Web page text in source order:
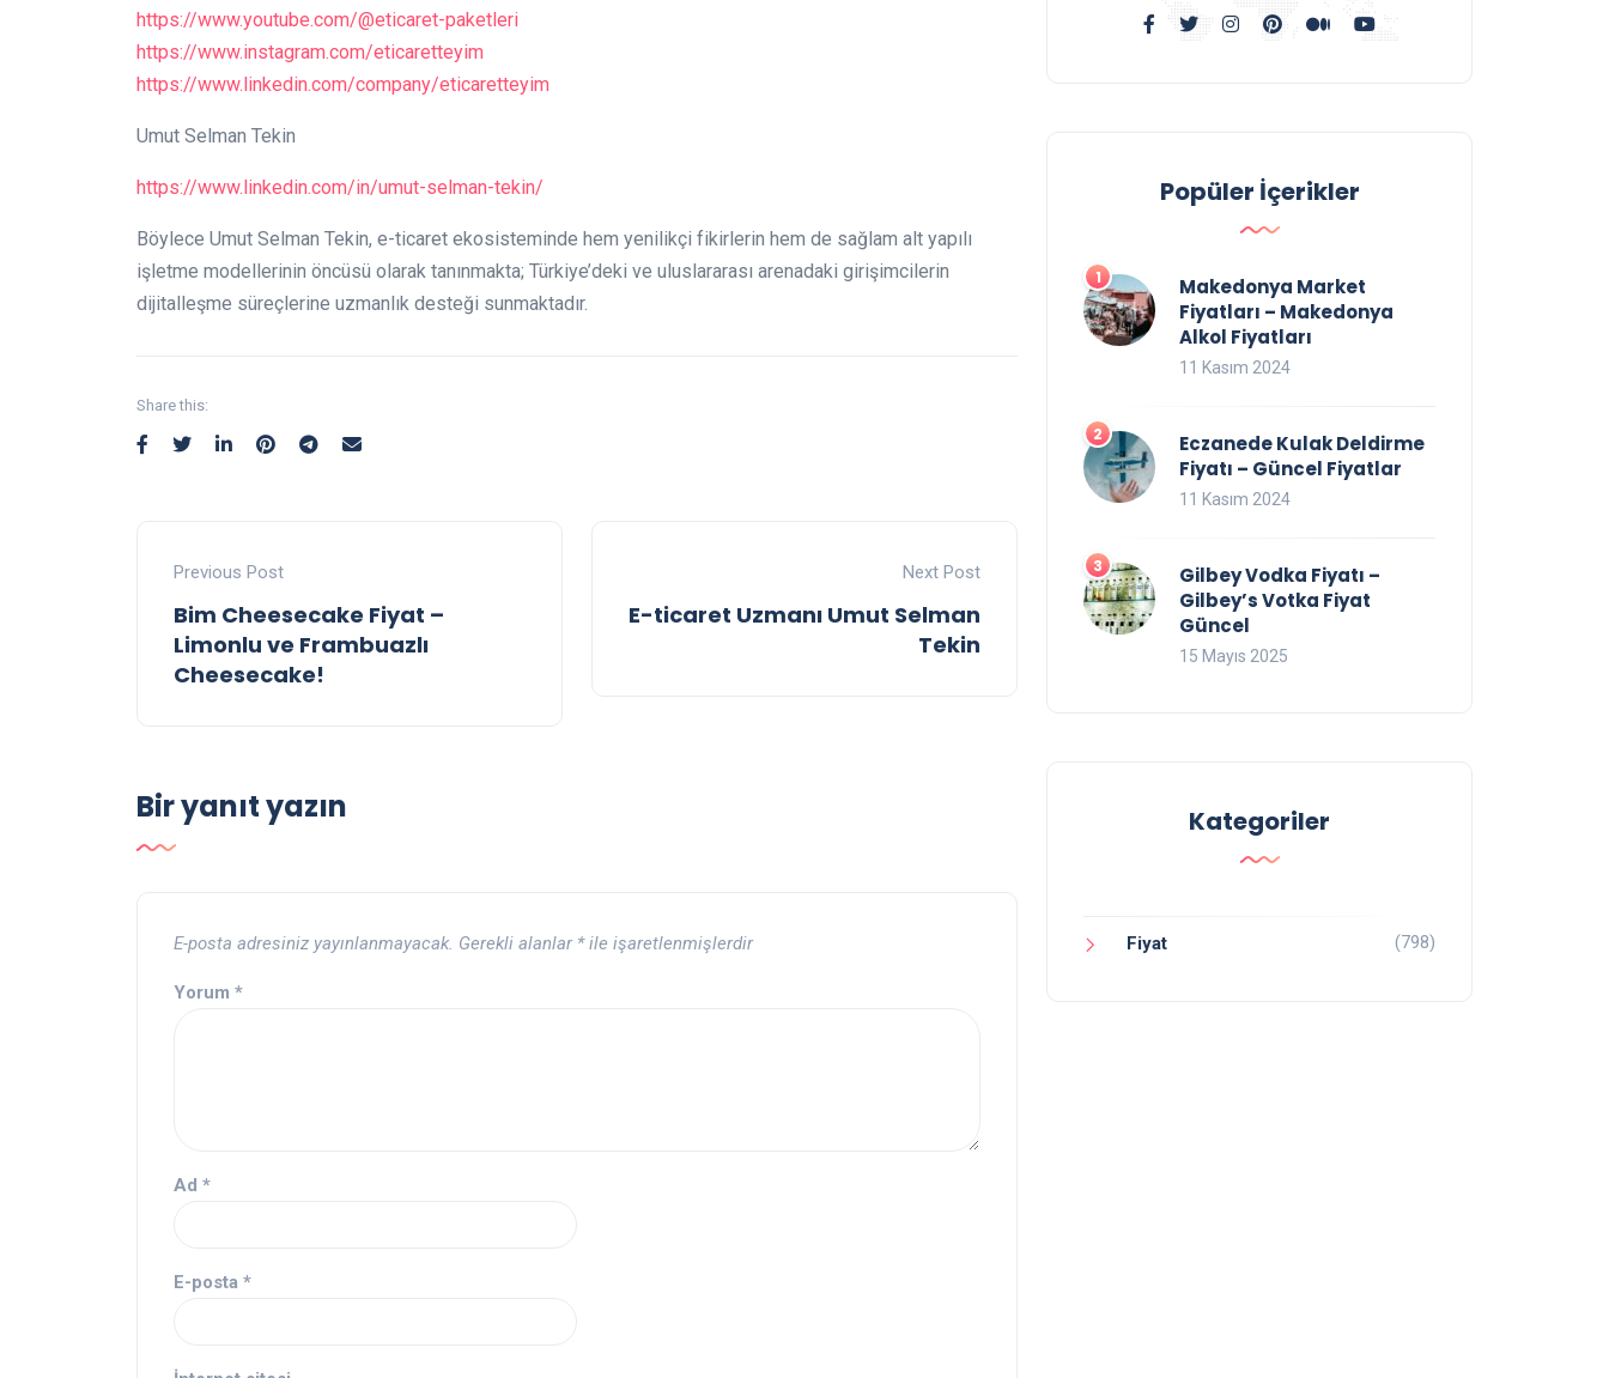
https://www.youtube.com/@eticaret-paketleri
https://www.instagram.com/eticaretteyim
https://www.linkedin.com/company/eticaretteyim
Umut Selman Tekin
https://www.linkedin.com/in/umut-selman-tekin/
Böylece Umut Selman Tekin, e-ticaret ekosisteminde hem yenilikçi fikirlerin hem de sağlam alt yapılı
işletme modellerinin öncüsü olarak tanınmakta; Türkiye’deki ve uluslararası arenadaki girişimcilerin
dijitalleşme süreçlerine uzmanlık desteği sunmaktadır.
Share this:
Previous Post
Bim Cheesecake Fiyat –
Limonlu ve Frambuazlı
Cheesecake!
Next Post
E-ticaret Uzmanı Umut Selman
Tekin
Bir yanıt yazın
E-posta adresiniz yayınlanmayacak. Gerekli alanlar *ile işaretlenmişlerdir
Yorum *
Ad *
E-posta *
Popüler İçerikler
Makedonya Market
Fiyatları – Makedonya
Alkol Fiyatları
11 Kasım 2024
Eczanede Kulak Deldirme
Fiyatı – Güncel Fiyatlar
11 Kasım 2024
Gilbey Vodka Fiyatı –
Gilbey’s Votka Fiyat
Güncel
15 Mayıs 2025
Kategoriler
Fiyat (798)